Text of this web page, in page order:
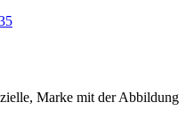
Marke mit der Abbildung